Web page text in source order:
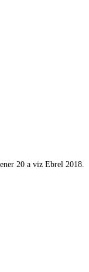
20 a viz Ebrel 2018.